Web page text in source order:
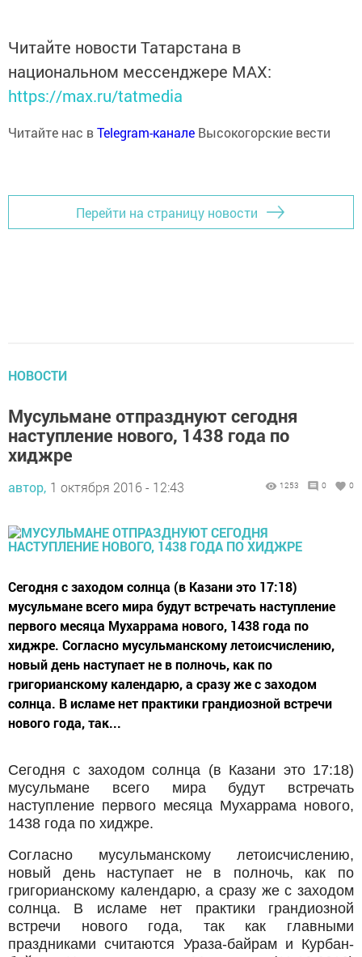
Читайте новости Татарстана в
национальном мессенджере MАХ:
https://max.ru/tatmedia
Читайте нас вTelegram-канале Высокогорские вести
Перейти на страницу новости
НОВОСТИ
Мусульмане отпразднуют сегодня
наступление нового, 1438 года по
хиджре
автор, 1 октября 2016 - 12:43 1253 0 0
Сегодня с заходом солнца (в Казани это 17:18)
мусульмане всего мира будут встречать наступление
первого месяца Мухаррама нового, 1438 года по
хиджре. Согласно мусульманскому летоисчислению,
новый день наступает не в полночь, как по
григорианскому календарю, а сразу же с заходом
солнца. В исламе нет практики грандиозной встречи
нового года, так...
Сегодня с заходом солнца (в Казани это 17:18)
мусульмане всего мира будут встречать
наступление первого месяца Мухаррама нового,
1438 года по хиджре.
Согласно мусульманскому летоисчислению,
новый день наступает не в полночь, как по
григорианскому календарю, а сразу же с заходом
солнца. В исламе нет практики грандиозной
встречи нового года, так как главными
праздниками считаются Ураза-байрам и Курбан-